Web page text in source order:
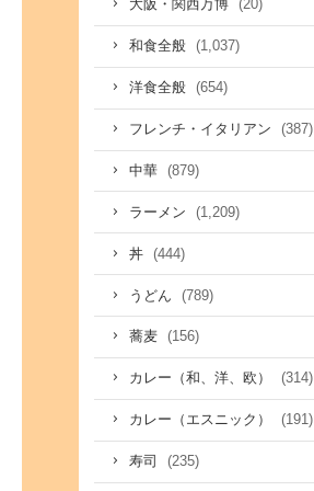
大阪・関西万博 (20)
和食全般 (1,037)
洋食全般 (654)
フレンチ・イタリアン (387)
中華 (879)
ラーメン (1,209)
丼 (444)
うどん (789)
蕎麦 (156)
カレー（和、洋、欧） (314)
カレー（エスニック） (191)
寿司 (235)